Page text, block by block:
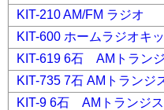
KIT-210 AM/FM ラジオ
KIT-600 ホームラジオキ
KIT-619 6石 AMトラン
KIT-735 7石 AMトラン
KIT-9 6石 AMトランジス